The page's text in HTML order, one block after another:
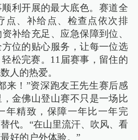
利开展的最大底色。赛道全
点、补给点、检查点依次排
补给充足、应急保障到位、
位的贴心服务，让每一位选
松完赛。11届赛事，留住的
人的热爱。
来！”资深跑友王先生赛后感
金佛山登山赛不只是一场比
年精致，保障一年比一年完
代。“在山里流汗、吹风、看
好的户外体验。”